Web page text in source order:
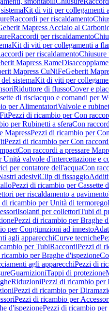
Kit di viti per collegamenti
Raccordi per riscaldamento
Mapress Acciaio al
Raccordi per riscaldamento
Kit di viti per collegamenti a
per riscaldamentoChiusure
Mapress Rame
Mapress CuNiFeGeberit
sistemaKit di viti per
Riduttore di flussoCover e
di risciacquo e comandi per
per AlimentatoriValvole e
Pezzi di ricambio per Con
per Rubinetti a sferaCon
MapressPezzi di ricambio per
Pezzi di ricambio per Con
Con raccordi a pressare
Unità valvole d'intercettazione e
per contatore dell'acquaCon
adesiviClip di fissaggio
Pezzi di ricambio per Cassette
per riscaldamento a pavimento
di ricambio per Unità di
Isolanti per collettoriTubi di
Pezzi di ricambio per Braghe
per Congiunzioni ad innesto
agli apparecchiCurve tecniche
per TubiRaccordiPezzi di
per Braghe d'ispezione
agli apparecchiPezzi di
GuarnizioniTappi di protezione
RiduzioniPezzi di ricambio per
Pezzi di ricambio per
Pezzi di ricambio per
d'ispezionePezzi di ricambio